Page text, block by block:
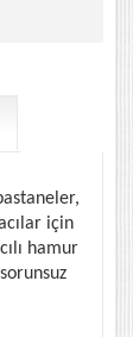
için
hamur